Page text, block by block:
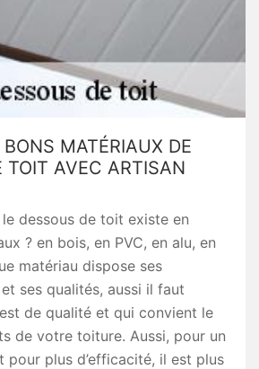
MATÉRIAUX DE
TOIT AVEC ARTISAN
dessous de toit existe en
? en bois, en PVC, en alu, en
matériau dispose ses
ses qualités, aussi il faut
de qualité et qui convient le
de votre toiture. Aussi, pour un
pour plus d’efficacité, il est plus